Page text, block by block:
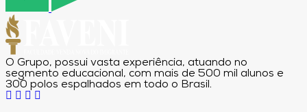
O Grupo, possui vasta experiência, atuando no
segmento educacional, com mais de 500 mil alunos e
300 polos espalhados em todo o Brasil.